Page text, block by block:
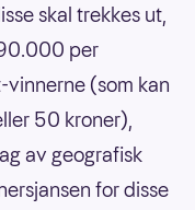
skal trekkes ut,
per
(som kan
50 kroner),
av geografisk
for disse